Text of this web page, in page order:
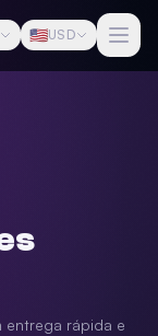
🇺🇸USD
entrega rápida e